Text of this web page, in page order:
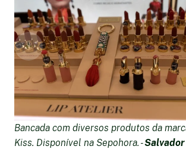
Bancada com diversos produtos da
Kiss. Disponível na Sepohora. -